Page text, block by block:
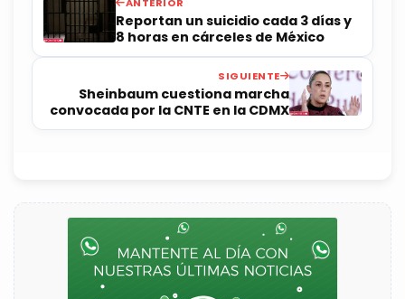
Reportan un suicidio cada 3 días y
8 horas en cárceles de México
SIGUIENTE
Sheinbaum cuestiona marcha
convocada por la CNTE en la CDMX